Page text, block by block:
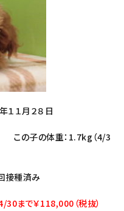
年１１月２８日
の子の体重：1.7kg（4/3
接種済み
30まで￥118,000（税抜）